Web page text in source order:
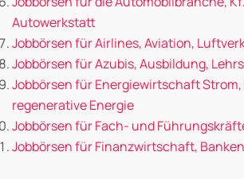
Autowerkstatt
Jobbörsen für Airlines, Aviation,
Jobbörsen für Azubis, Ausbildung,
Jobbörsen für Energiewirtschaft Strom,
regenerative Energie
Jobbörsen für Fach- und
Jobbörsen für Finanzwirtschaft,